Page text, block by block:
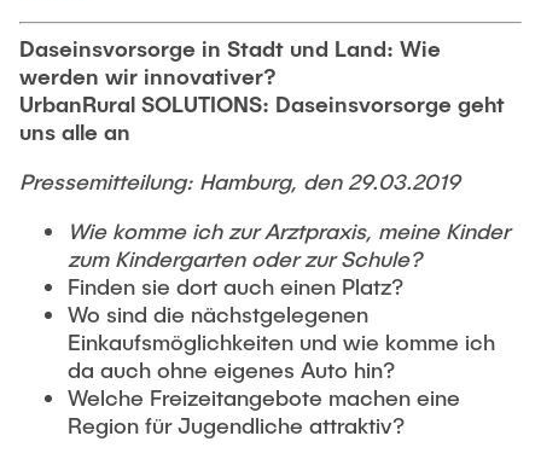
am Rande einer Tagung sagt viel über das
Engagement Eckhard Kutters aus, aber auch
über die zum Teil kritische Einschätzung
innerhalb der eigenen Zunft. Seine Antwort
Bis zuletzt schrieb Eckhard Kutter Fachartikel für
veröffentlichtes Buch zu Stadtstruktur und
Erreichbarkeit in der postfossilen Zukunft für ihn
schon eine Ablenkung von seiner schweren
Krankheit darstellte. Die Verkehrswissenschaft
verliert mit dem Gründer der Integrierten
Verkehrsplanung, Eckhard Kutter, einen
exzellenten und leidenschaftlichen
Wissenschaftler sowie einen großartigen und
Daseinsvorsorge in Stadt und Land: Wie
werden wir innovativer?
UrbanRural SOLUTIONS: Daseinsvorsorge geht
uns alle an
Pressemitteilung: Hamburg, den 29.03.2019
Wie komme ich zur Arztpraxis, meine Kinder
zum Kindergarten oder zur Schule?
Finden sie dort auch einen Platz?
Wo sind die nächstgelegenen
Einkaufsmöglichkeiten und wie komme ich
da auch ohne eigenes Auto hin?
Welche Freizeitangebote machen eine
Region für Jugendliche attraktiv?